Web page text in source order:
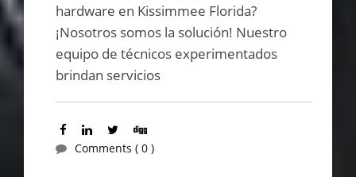
hardware en Kissimmee Florida?
¡Nosotros somos la solución! Nuestro
equipo de técnicos experimentados
brindan servicios
Comments ( 0 )